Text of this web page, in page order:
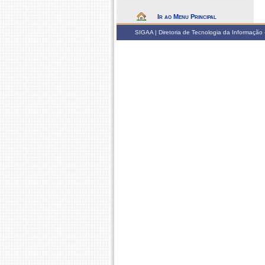
Ir ao Menu Principal
SIGAA | Diretoria de Tecnologia da